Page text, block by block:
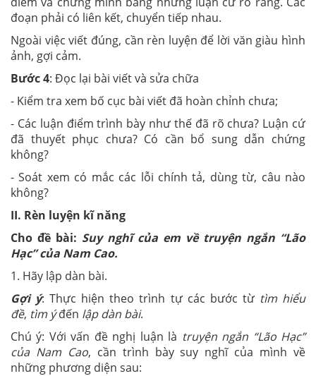
đoạn phải có liên kết, chuyển tiếp nhau.
Ngoài việc viết đúng, cần rèn luyện để lời văn giàu hình
ảnh, gợi cảm.
Bước 4: Đọc lại bài viết và sửa chữa
- Kiểm tra xem bố cục bài viết đã hoàn chỉnh chưa;
- Các luận điểm trình bày như thế đã rõ chưa? Luận cứ
đã thuyết phục chưa? Có cần bổ sung dẫn chứng
không?
- Soát xem có mắc các lỗi chính tả, dùng từ, câu nào
không?
II. Rèn luyện kĩ năng
Cho đề bài: Suy nghĩ của em về truyện ngắn “Lão
Hạc” của Nam Cao.
1. Hãy lập dàn bài.
Gợi ý: Thực hiện theo trình tự các bước từ tìm hiểu
đề, tìm ýđến lập dàn bài.
Chú ý: Với vấn đề nghị luận là truyện ngắn “Lão Hạc”
của Nam Cao, cần trình bày suy nghĩ của mình về
những phương diện sau: